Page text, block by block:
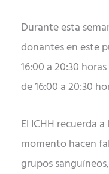
Durante esta
donantes en este
16:00 a 20:30
de 16:00 a 20:30
El ICHH recuerda
momento hacen
grupos